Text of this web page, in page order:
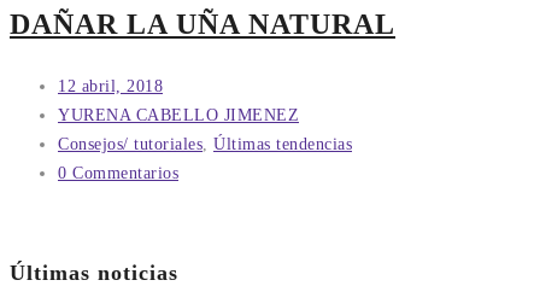
DAÑAR LA UÑA NATURAL
12 abril, 2018
YURENA CABELLO JIMENEZ
Consejos/ tutoriales Últimas tendencias
0 Commentarios
Últimas noticias